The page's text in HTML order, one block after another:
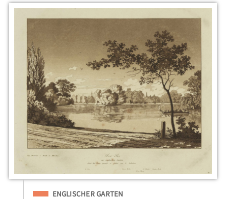
Eingeordnet unter
ENGLISCHER GARTEN